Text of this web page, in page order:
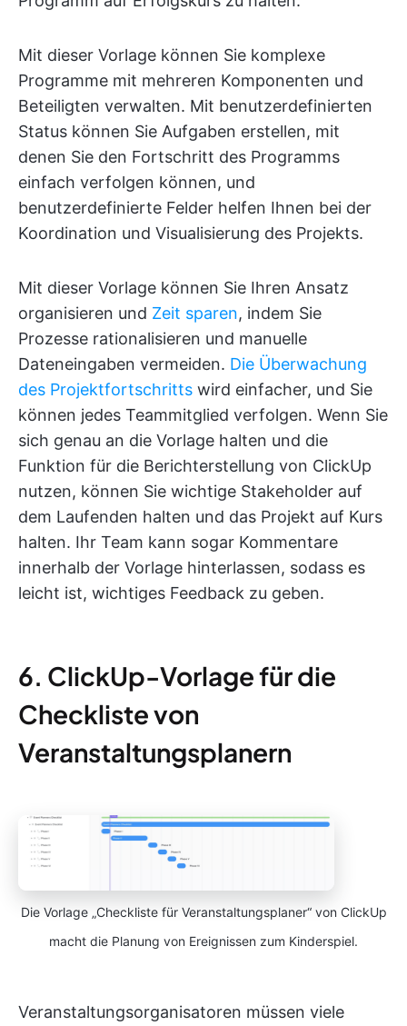
Mit dieser Vorlage können Sie komplexe
Programme mit mehreren Komponenten und
Beteiligten verwalten. Mit benutzerdefinierten
Status können Sie Aufgaben erstellen, mit
denen Sie den Fortschritt des Programms
einfach verfolgen können, und
benutzerdefinierte Felder helfen Ihnen bei der
Koordination und Visualisierung des Projekts.
Mit dieser Vorlage können Sie Ihren Ansatz
organisieren und Zeit sparen, indem Sie
Prozesse rationalisieren und manuelle
Dateneingaben vermeiden. Die Überwachung
des Projektfortschritts wird einfacher, und Sie
können jedes Teammitglied verfolgen. Wenn Sie
sich genau an die Vorlage halten und die
Funktion für die Berichterstellung von ClickUp
nutzen, können Sie wichtige Stakeholder auf
dem Laufenden halten und das Projekt auf Kurs
halten. Ihr Team kann sogar Kommentare
innerhalb der Vorlage hinterlassen, sodass es
leicht ist, wichtiges Feedback zu geben.
6. ClickUp-Vorlage für die
Checkliste von
Veranstaltungsplanern
Die Vorlage „Checkliste für Veranstaltungsplaner“ von ClickUp
macht die Planung von Ereignissen zum Kinderspiel.
Veranstaltungsorganisatoren müssen viele